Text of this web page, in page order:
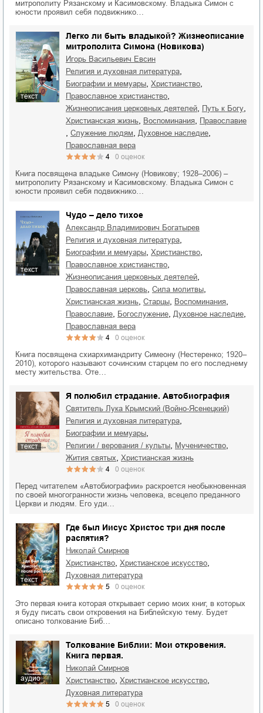
митрополиту Рязанскому и Касимовскому. Владыка Симон с
юности проявил себя подвижнико…
текст
Легко ли быть владыкой? Жизнеописание
митрополита Симона (Новикова)
Игорь Васильевич Евсин
религия и духовная литература
биографии и мемуары христианство
православное христианство
жизнеописания церковных деятелей путь к Богу
христианская жизнь воспоминания православие
служение людям духовное наследие
православная вера
4 0 оценок
Книга посвящена владыке Симону (Новикову; 1928–2006) –
митрополиту Рязанскому и Касимовскому. Владыка Симон с
юности проявил себя подвижнико…
текст
Чудо – дело тихое
Александр Владимирович Богатырев
религия и духовная литература
биографии и мемуары христианство
православное христианство
жизнеописания церковных деятелей
православная церковь сила молитвы
христианская жизнь старцы воспоминания
православие богослужение духовное наследие
православная вера
4 0 оценок
Книга посвящена схиархимандриту Симеону (Нестеренко; 1920–
2010), которого называют сочинским старцем по его последнему
месту жительства. Оте…
текст
Я полюбил страдание. Автобиография
Святитель Лука Крымский (Войно-Ясенецкий)
религия и духовная литература
биографии и мемуары
религии / верования / культы мученичество
жития святых христианская жизнь
4 0 оценок
Перед читателем «Автобиографии» раскроется необыкновенная
по своей многогранности жизнь человека, всецело преданного
Церкви и людям. Его уди…
текст
Где был Иисус Христос три дня после
распятия?
Николай Смирнов
христианство
христианское искусство
духовная литература
5 0 оценок
Это первая книга которая открывает серию моих книг, в которых
я буду писать свои откровения на Библейскую тему. Будет
описано толкование Биб…
аудио
Толкование Библии: Мои откровения.
Книга первая.
Николай Смирнов
христианство
христианское искусство
духовная литература
5 0 оценок